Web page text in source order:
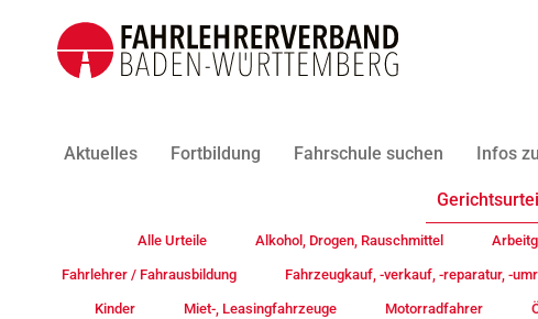
Aktuelles Fortbildung Fahrschule suchen Infos
Alle Urteile Alkohol, Drogen, Rauschmittel
Fahrlehrer / Fahrausbildung Fahrzeugkauf, -verkauf, -reparatur, -
Kinder Miet-, Leasingfahrzeuge Motorradfahrer